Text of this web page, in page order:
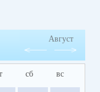
Август
сб вс